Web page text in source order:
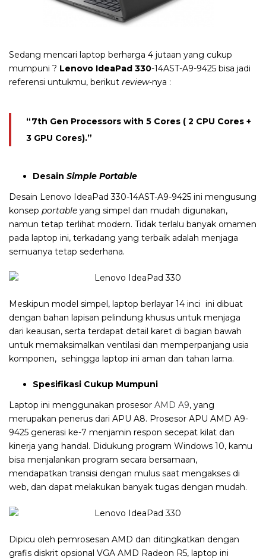
Sedang mencari laptop berharga 4 jutaan yang cukup
mumpuni ? Lenovo IdeaPad 330-14AST-A9-9425 bisa jadi
referensi untukmu, berikut review-nya :
“7th Gen Processors with 5 Cores ( 2 CPU Cores +
3 GPU Cores).”
Desain Simple Portable
Desain Lenovo IdeaPad 330-14AST-A9-9425 ini mengusung
konsep portable yang simpel dan mudah digunakan,
namun tetap terlihat modern. Tidak terlalu banyak ornamen
pada laptop ini, terkadang yang terbaik adalah menjaga
semuanya tetap sederhana.
Meskipun model simpel, laptop berlayar 14 inci ini dibuat
dengan bahan lapisan pelindung khusus untuk menjaga
dari keausan, serta terdapat detail karet di bagian bawah
untuk memaksimalkan ventilasi dan memperpanjang usia
komponen, sehingga laptop ini aman dan tahan lama.
Spesifikasi Cukup Mumpuni
Laptop ini menggunakan prosesor AMD A9, yang
merupakan penerus dari APU A8. Prosesor APU AMD A9-
9425 generasi ke-7 menjamin respon secepat kilat dan
kinerja yang handal. Didukung program Windows 10, kamu
bisa menjalankan program secara bersamaan,
mendapatkan transisi dengan mulus saat mengakses di
web, dan dapat melakukan banyak tugas dengan mudah.
Dipicu oleh pemrosesan AMD dan ditingkatkan dengan
grafis diskrit opsional VGA AMD Radeon R5, laptop ini